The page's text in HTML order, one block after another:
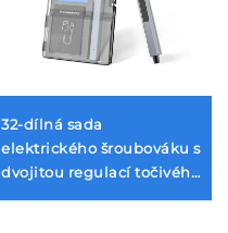
32-dílná sada
elektrického šroubováku s
dvojitou regulací točivého